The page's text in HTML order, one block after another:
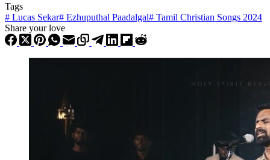
Tags
# Lucas Sekar# Ezhuputhal Paadalgal# Tamil Christian Songs 2024
Share your love